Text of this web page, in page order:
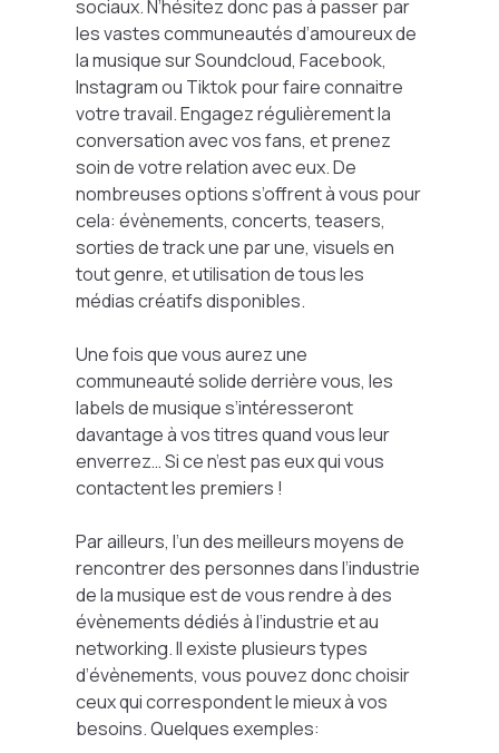
sociaux. N’hésitez donc pas à passer par
les vastes communeautés d’amoureux de
la musique sur Soundcloud, Facebook,
Instagram ou Tiktok pour faire connaitre
votre travail. Engagez régulièrement la
conversation avec vos fans, et prenez
soin de votre relation avec eux. De
nombreuses options s’offrent à vous pour
cela: évènements, concerts, teasers,
sorties de track une par une, visuels en
tout genre, et utilisation de tous les
médias créatifs disponibles.
Une fois que vous aurez une
communeauté solide derrière vous, les
labels de musique s’intéresseront
davantage à vos titres quand vous leur
enverrez… Si ce n’est pas eux qui vous
contactent les premiers !
Par ailleurs, l’un des meilleurs moyens de
rencontrer des personnes dans l’industrie
de la musique est de vous rendre à des
évènements dédiés à l’industrie et au
networking. Il existe plusieurs types
d’évènements, vous pouvez donc choisir
ceux qui correspondent le mieux à vos
besoins. Quelques exemples: